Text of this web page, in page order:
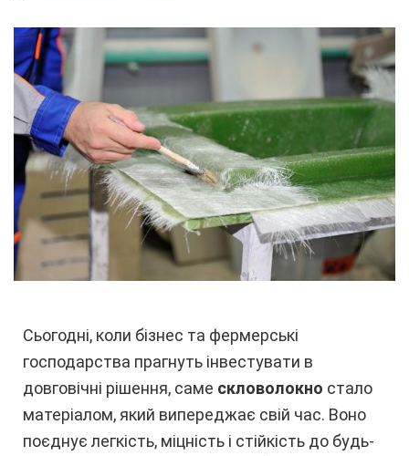
Сьогодні, коли бізнес та фермерські
господарства прагнуть інвестувати в
довговічні рішення, саме скловолокно стало
матеріалом, який випереджає свій час. Воно
поєднує легкість, міцність і стійкість до будь-